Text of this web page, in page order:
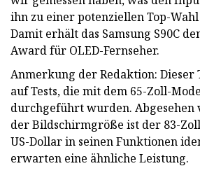
ihn zu einer potenziellen Top-
Damit erhält das Samsung S90C
Award für OLED-Fernseher.
Anmerkung der Redaktion: Dieser
auf Tests, die mit dem 65-Zoll-
durchgeführt wurden. Abgesehen
der Bildschirmgröße ist der 83-
US-Dollar in seinen Funktionen
erwarten eine ähnliche Leistung.